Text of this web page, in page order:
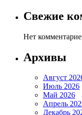
Свежие
Нет
Архивы
Август
Июль 2026
Май 2026
Апрель
Декабрь